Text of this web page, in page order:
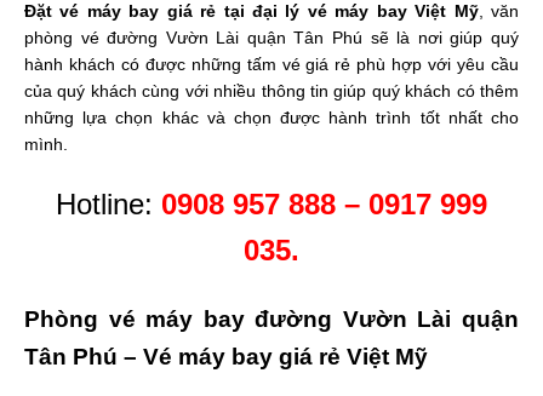
Đặt vé máy bay giá rẻ tại đại lý vé máy bay Việt Mỹ, văn
phòng vé đường Vườn Lài quận Tân Phú sẽ là nơi giúp quý
hành khách có được những tấm vé giá rẻ phù hợp với yêu cầu
của quý khách cùng với nhiều thông tin giúp quý khách có thêm
những lựa chọn khác và chọn được hành trình tốt nhất cho
mình.
Hotline: 0908 957 888 – 0917 999
035.
Phòng vé máy bay đường Vườn Lài quận
Tân Phú – Vé máy bay giá rẻ Việt Mỹ